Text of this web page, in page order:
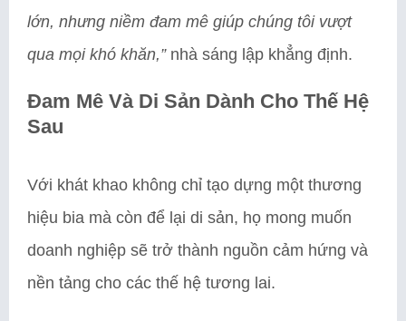
lớn, nhưng niềm đam mê giúp chúng tôi vượt
qua mọi khó khăn,”nhà sáng lập khẳng định.
Đam Mê Và Di Sản Dành Cho Thế Hệ
Sau
Với khát khao không chỉ tạo dựng một thương
hiệu bia mà còn để lại di sản, họ mong muốn
doanh nghiệp sẽ trở thành nguồn cảm hứng và
nền tảng cho các thế hệ tương lai.